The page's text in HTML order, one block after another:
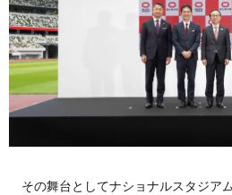
その舞台としてナショナルスタジア